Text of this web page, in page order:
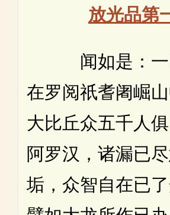
放光品第
闻如是：一
在罗阅祇耆阇崛
大比丘众五千人
阿罗汉，诸漏已
垢，众智自在已了